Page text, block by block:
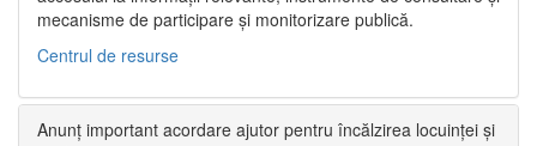
mecanisme de participare și monitorizare publică.
Centrul de resurse
Anunț important acordare ajutor pentru încălzirea locuinței și